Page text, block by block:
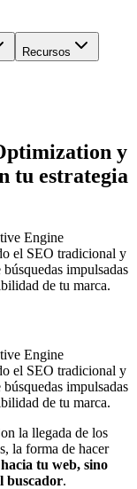
Recursos
y
tu estrategia
Engine
el SEO tradicional y
impulsadas
de tu marca.
Engine
el SEO tradicional y
impulsadas
de tu marca.
la llegada de los
la forma de hacer
tu web, sino
buscador.